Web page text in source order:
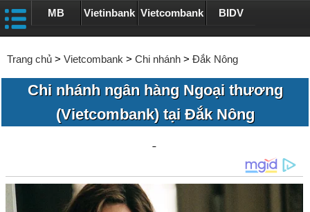
MB Vietinbank Vietcombank BIDV
Trang chủ > Vietcombank > Chi nhánh > Đắk Nông
Chi nhánh ngân hàng Ngoại thương
(Vietcombank) tại Đắk Nông